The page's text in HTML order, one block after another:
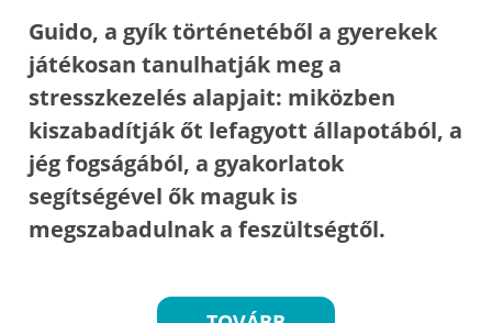
Guido, a gyík történetéből a gyerekek
játékosan tanulhatják meg a
stresszkezelés alapjait: miközben
kiszabadítják őt lefagyott állapotából, a
jég fogságából, a gyakorlatok
segítségével ők maguk is
megszabadulnak a feszültségtől.